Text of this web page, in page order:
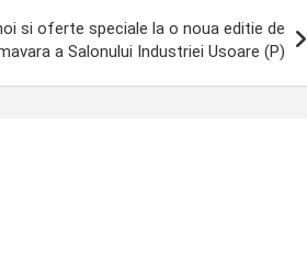
si oferte speciale la o noua editie de
a Salonului Industriei Usoare (P)